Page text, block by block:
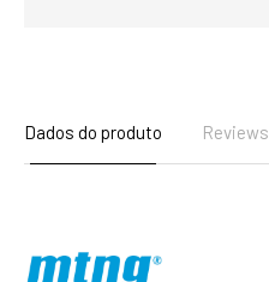
Dados do produto Reviews